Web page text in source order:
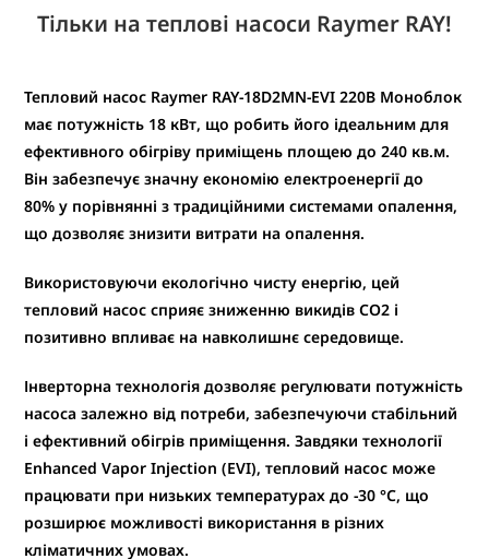
Тільки на теплові насоси Raymer RAY!
Тепловий насос Raymer RAY-18D2MN-EVI 220В Моноблок
має потужність 18 кВт, що робить його ідеальним для
ефективного обігріву приміщень площеюдо 240 кв.м.
Він забезпечує значнуекономію електроенергії до
80% у порівнянні з традиційними системами опалення,
що дозволяє знизити витрати на опалення.
Використовуючи екологічно чисту енергію, цей
тепловий насоссприяє зниженню викидів CO2 і
позитивно впливає на навколишнє середовище.
Інверторна технологія дозволяє регулювати потужність
насоса залежно від потреби, забезпечуючи стабільний
і ефективний обігрів приміщення. Завдяки технології
Enhanced Vapor Injection (EVI), тепловий насос може
працювати при низьких температурах до -30 °C, що
розширює можливості використання в різних
кліматичних умовах.